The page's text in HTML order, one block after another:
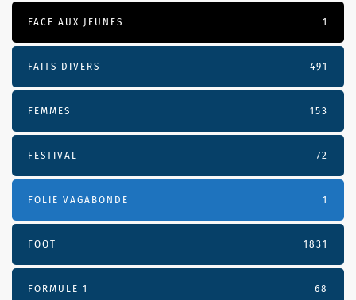
FACE AUX JEUNES 1
FAITS DIVERS 491
FEMMES 153
FESTIVAL 72
FOLIE VAGABONDE 1
FOOT 1831
FORMULE 1 68